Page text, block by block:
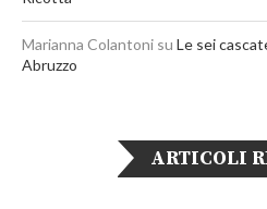
Marianna Colantoni su Le sei
Abruzzo
ARTICOLI